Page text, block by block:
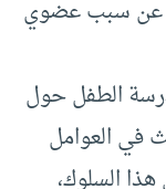
عن سبب عضوي
الطفل حول
في العوامل
السلوك،